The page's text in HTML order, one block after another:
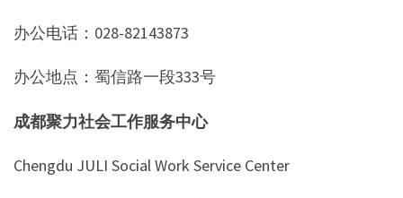
办公电话：028-82143873
办公地点：蜀信路一段333号
成都聚力社会工作服务中心
Chengdu JULI Social Work Service Center